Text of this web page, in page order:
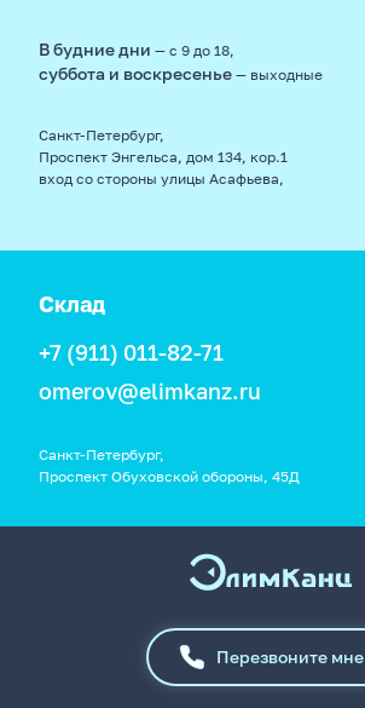
В будние дни — с 9 до 18,
суббота и воскресенье — выходные
Санкт-Петербург,
Проспект Энгельса, дом 134, кор.1
вход со стороны улицы Асафьева,
Склад
+7 (911) 011-82-71
omerov@elimkanz.ru
Санкт-Петербург,
Проспект Обуховской обороны, 45Д
Перезвоните мне